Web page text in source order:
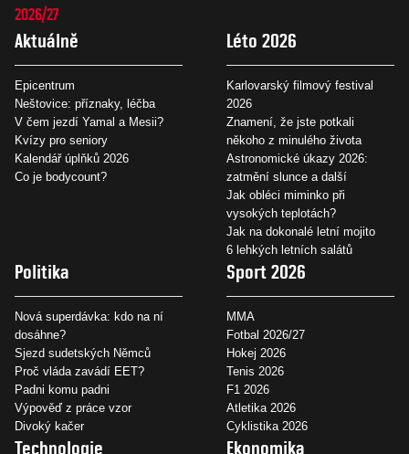
2026/27
Aktuálně
Epicentrum
Neštovice: příznaky, léčba
V čem jezdí Yamal a Mesii?
Kvízy pro seniory
Kalendář úplňků 2026
Co je bodycount?
Léto 2026
Karlovarský filmový festival
2026
Znamení, že jste potkali
někoho z minulého života
Astronomické úkazy 2026:
zatmění slunce a další
Jak obléci miminko při
vysokých teplotách?
Jak na dokonalé letní mojito
6 lehkých letních salátů
Politika
Nová superdávka: kdo na ní
dosáhne?
Sjezd sudetských Němců
Proč vláda zavádí EET?
Padni komu padni
Výpověď z práce vzor
Divoký kačer
Sport 2026
MMA
Fotbal 2026/27
Hokej 2026
Tenis 2026
F1 2026
Atletika 2026
Cyklistika 2026
Technologie Ekonomika